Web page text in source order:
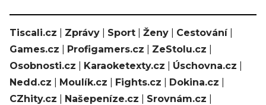
Tiscali.cz Zprávy Sport Ženy Cestování|
Games.cz
Profigamers.cz ZeStolu.cz
Osobnosti.cz
Karaoketexty.cz Úschovna.cz
Nedd.cz
Moulík.cz Fights.cz Dokina.cz
CZhity.cz
Našepeníze.cz Srovnám.cz